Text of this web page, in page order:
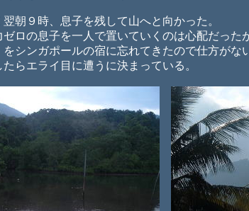
朝９時、息子を残して山へと向かった。
ロの息子を一人で置いていくのは心配だった
をシンガポールの宿に忘れてきたので仕方がな
らエライ目に遭うに決まっている。